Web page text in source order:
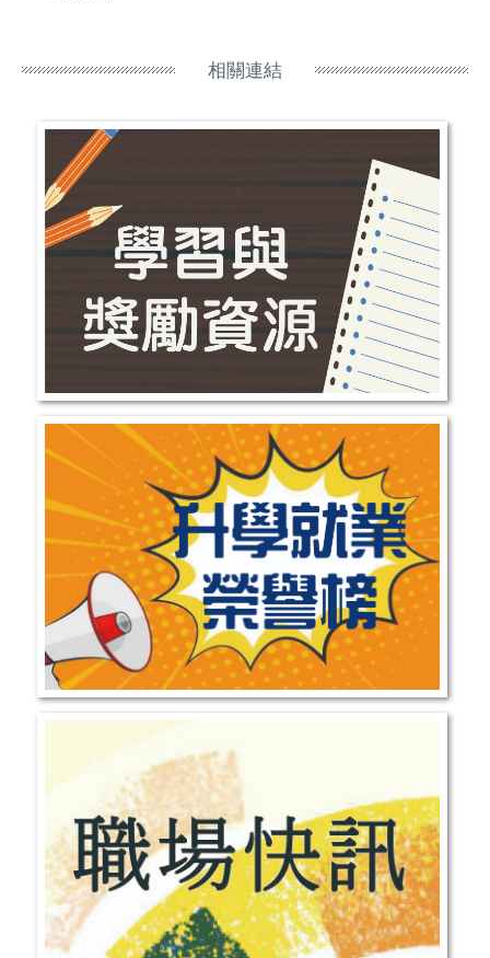
相關連結